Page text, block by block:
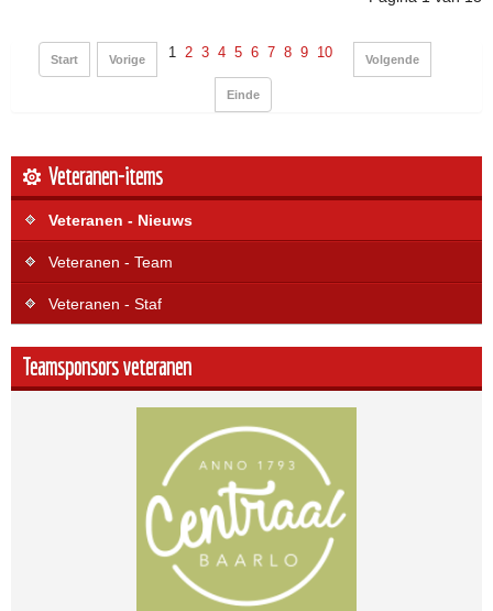
Start Vorige 1 2 3 4 5 6 7 8 9 10 Volgende
Einde
Veteranen-items
Veteranen - Nieuws
Veteranen - Team
Veteranen - Staf
Teamsponsors veteranen